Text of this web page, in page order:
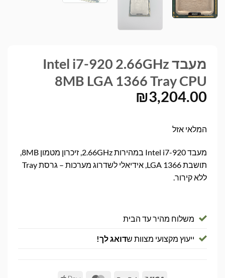
מעבד Intel i7-920 2.66GHz
8MB LGA 1366 Tray CPU
₪3,204.00
המלאי אזל
מעבד Intel i7-920 במהירות 2.66GHz, זיכרון מטמון 8MB,
תושבת LGA 1366, אידיאלי לשדרוג מערכות – גרסת Tray
ללא קירור.
משלוח מהיר עד הבית
ייעוץ מקצועי מצוות שדואג לך!